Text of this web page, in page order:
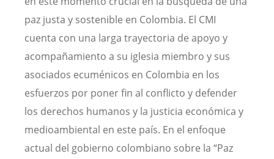
paz justa y sostenible en Colombia. El CMI
cuenta con una larga trayectoria de apoyo y
acompañamiento a su iglesia miembro y sus
asociados ecuménicos en Colombia en los
esfuerzos por poner fin al conflicto y defender
los derechos humanos y la justicia económica y
medioambiental en este país. En el enfoque
actual del gobierno colombiano sobre la “Paz